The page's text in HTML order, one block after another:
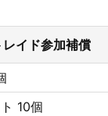
イド参加補償
10個